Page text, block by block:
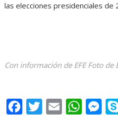
las elecciones presidenciales de
Con información de EFE Foto de
F T E W M